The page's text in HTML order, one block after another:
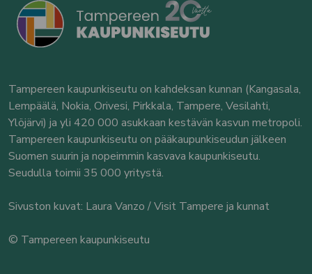
Tampereen kaupunkiseutu on kahdeksan kunnan (Kangasala,
Lempäälä, Nokia, Orivesi, Pirkkala, Tampere, Vesilahti,
Ylöjärvi) ja yli 420 000 asukkaan kestävän kasvun metropoli.
Tampereen kaupunkiseutu on pääkaupunkiseudun jälkeen
Suomen suurin ja nopeimmin kasvava kaupunkiseutu.
Seudulla toimii 35 000 yritystä.
Sivuston kuvat: Laura Vanzo / Visit Tampere ja kunnat
© Tampereen kaupunkiseutu